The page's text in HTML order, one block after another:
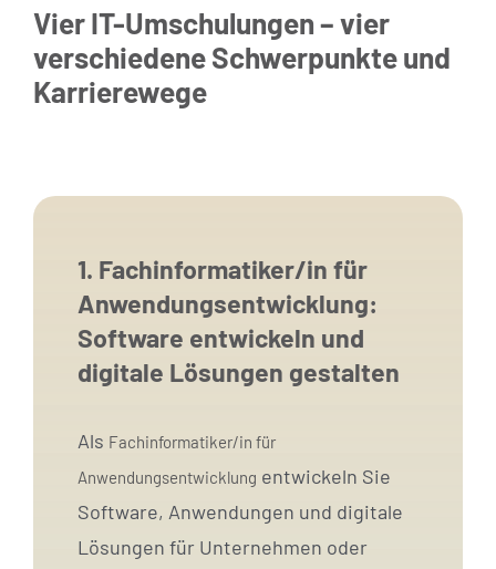
Vier IT-Umschulungen – vier
verschiedene Schwerpunkte und
Karrierewege
1. Fachinformatiker/in für
Anwendungsentwicklung:
Software entwickeln und
digitale Lösungen gestalten
Als Fachinformatiker/in für
Anwendungsentwicklung entwickeln Sie
Software, Anwendungen und digitale
Lösungen für Unternehmen oder